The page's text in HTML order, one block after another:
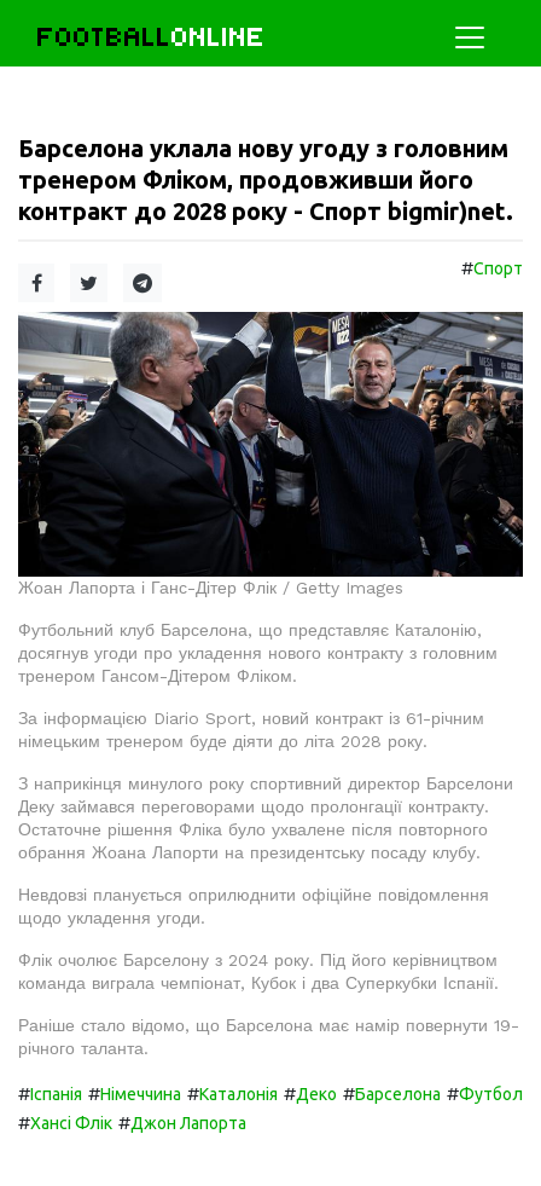
FOOTBALLONLINE
Барселона уклала нову угоду з головним
тренером Фліком, продовживши його
контракт до 2028 року - Спорт bigmir)net.
#Спорт
Жоан Лапорта і Ганс-Дітер Флік / Getty Images
Футбольний клуб Барселона, що представляє Каталонію,
досягнув угоди про укладення нового контракту з головним
тренером Гансом-Дітером Фліком.
За інформацією Diario Sport, новий контракт із 61-річним
німецьким тренером буде діяти до літа 2028 року.
З наприкінця минулого року спортивний директор Барселони
Деку займався переговорами щодо пролонгації контракту.
Остаточне рішення Фліка було ухвалене після повторного
обрання Жоана Лапорти на президентську посаду клубу.
Невдовзі планується оприлюднити офіційне повідомлення
щодо укладення угоди.
Флік очолює Барселону з 2024 року. Під його керівництвом
команда виграла чемпіонат, Кубок і два Суперкубки Іспанії.
Раніше стало відомо, що Барселона має намір повернути 19-
річного таланта.
#Іспанія #Німеччина #Каталонія #Деко #Барселона #Футбол
#Хансі Флік #Джон Лапорта